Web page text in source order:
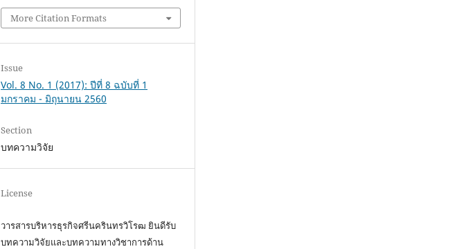
More Citation Formats
Issue
Vol. 8 No. 1 (2017): ปีที่ 8 ฉบับที่ 1
มกราคม - มิถุนายน 2560
Section
บทความวิจัย
License
วารสารบริหารธุรกิจศรีนครินทรวิโรฒ ยินดีรับ
บทความวิจัยและบทความทางวิชาการด้าน